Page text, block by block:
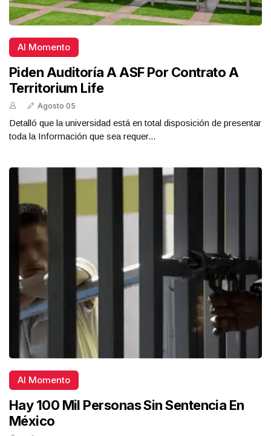
Al Momento
Piden Auditoría A ASF Por Contrato A
Territorium Life
Agosto 05
Detalló que la universidad está en total disposición de presentar
toda la Información que sea requer...
Al Momento
Hay 100 Mil Personas Sin Sentencia En
México